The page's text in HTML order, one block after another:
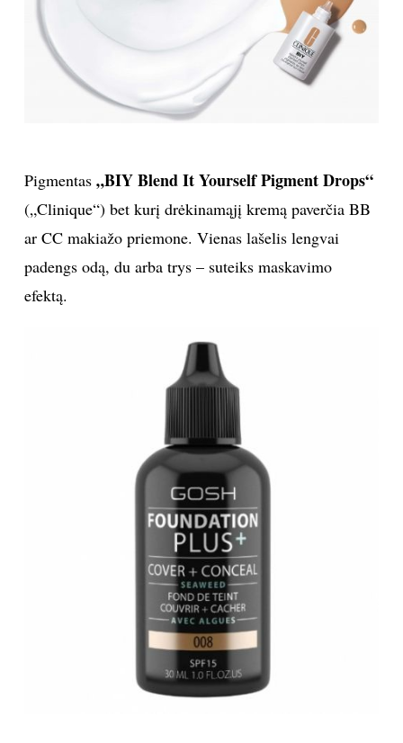
PRENUMERUOK
Prenumeruodami portalą,
taisyklėmis
Pigmentas „BIY Blend It Yourself Pigment Drops“
(„Clinique“) bet kurį drėkinamąjį kremą paverčia BB
ar CC makiažo priemone. Vienas lašelis lengvai
padengs odą, du arba trys – suteiks maskavimo
efektą.